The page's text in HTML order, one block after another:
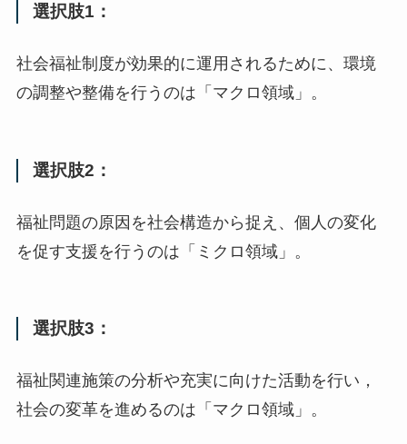
選択肢1：
社会福祉制度が効果的に運用されるために、環境
の調整や整備を行うのは「マクロ領域」。
選択肢2：
福祉問題の原因を社会構造から捉え、個人の変化
を促す支援を行うのは「ミクロ領域」。
選択肢3：
福祉関連施策の分析や充実に向けた活動を行い，
社会の変革を進めるのは「マクロ領域」。